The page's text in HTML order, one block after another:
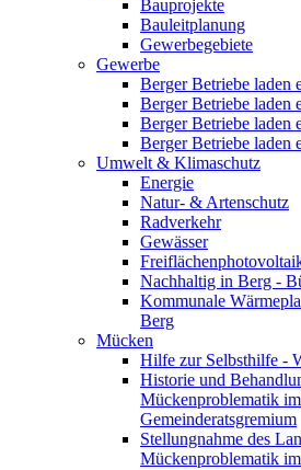
Bauprojekte
Bauleitplanung
Gewerbegebiete
Gewerbe
Berger Betriebe laden
Berger Betriebe laden
Berger Betriebe laden
Berger Betriebe laden
Umwelt & Klimaschutz
Energie
Natur- & Artenschutz
Radverkehr
Gewässer
Nachhaltig in Berg -
Kommunale
Berg
Mücken
Hilfe zur Selbsthilfe -
Historie und
Mückenproblematik
Gemeinderatsgremium
Stellungnahme des
Mückenproblematik